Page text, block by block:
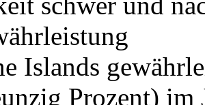
Islands
Prozent) im